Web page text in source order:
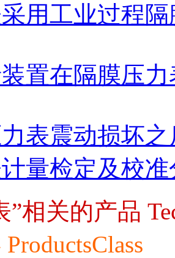
用工业过程
置在隔膜压
表震动损坏
量检定及校
”相关的产品
ProductsClass